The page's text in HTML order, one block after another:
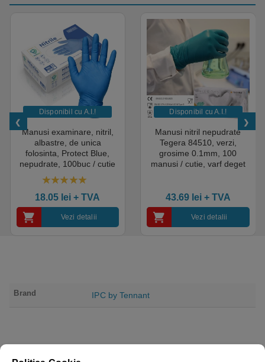
Disponibil cu A.I.​!
Manusi examinare, nitril,
albastre, de unica
folosinta, Protect Blue,
nepudrate, 100buc / cutie
pentru medical, HoReCa,
saloane si domeniul
industrial, calitate premium
18.05 lei + TVA
Vezi detalii
Disponibil cu A.I.​!
Manusi nitril nepudrate
Tegera 84510, verzi,
grosime 0.1mm, 100
manusi / cutie, varf deget
43.69 lei+ TVA
Vezi detalii
Brand IPC by Tennant